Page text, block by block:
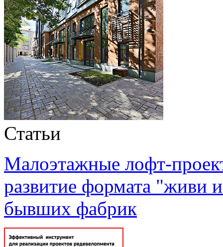
Статьи
Малоэтажные лофт-
развитие формата "живи
бывших фабрик